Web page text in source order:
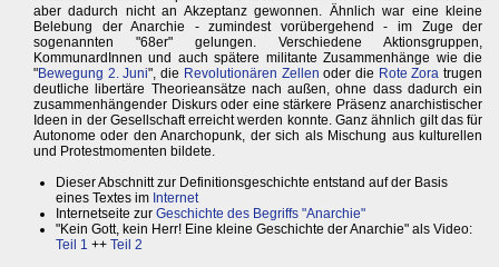
aber dadurch nicht an Akzeptanz gewonnen. Ähnlich war eine kleine
Belebung der Anarchie - zumindest vorübergehend - im Zuge der
sogenannten "68er" gelungen. Verschiedene Aktionsgruppen,
KommunardInnen und auch spätere militante Zusammenhänge wie die
"Bewegung 2. Juni", die Revolutionären Zellen oder die Rote Zora trugen
deutliche libertäre Theorieansätze nach außen, ohne dass dadurch ein
zusammenhängender Diskurs oder eine stärkere Präsenz anarchistischer
Ideen in der Gesellschaft erreicht werden konnte. Ganz ähnlich gilt das für
Autonome oder den Anarchopunk, der sich als Mischung aus kulturellen
und Protestmomenten bildete.
Dieser Abschnitt zur Definitionsgeschichte entstand auf der Basis
eines Textes im Internet
Internetseite zur Geschichte des Begriffs "Anarchie"
"Kein Gott, kein Herr! Eine kleine Geschichte der Anarchie" als Video:
Teil 1 ++ Teil 2